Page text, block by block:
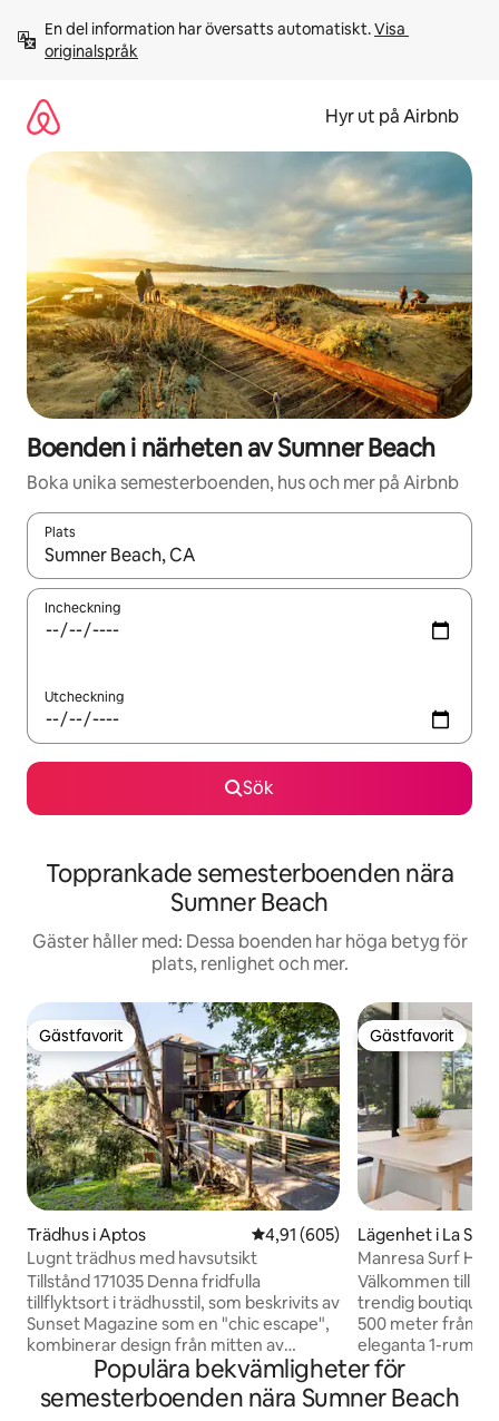
innehåll
En del information har översatts automatiskt. Visa
originalspråk
Hyr ut på Airbnb
Boenden i närheten av Sumner Beach
Boka unika semesterboenden, hus och mer på Airbnb
Plats
När resultaten är tillgängliga kan du navigera med upp- och
Incheckning
Utcheckning
Sök
Topprankade semesterboenden nära
Sumner Beach
Gäster håller med: Dessa boenden har höga betyg för
plats, renlighet och mer.
Gästfavorit
Gästfavorit
Trädhus i Aptos 4,91 av 5 i genomsnittligt
4,91 (605)
Lugnt trädhus med havsutsikt
Tillstånd 171035 Denna fridfulla
tillflyktsort i trädhusstil, som beskrivits av
Sunset Magazine som en "chic escape",
kombinerar design från mitten av
århundradet med naturmaterial som trä
och sten för en lugnande,
fristadsliknande känsla. Ljuset strömmar
Gästfavorit
Gästfavorit
Lägenhet i La
Manresa Surf
övervåningen
Välkommen till
trendig boutique
500 meter från
eleganta 1-
rymmer upp till 4
av en rymlig
en halv hektar.
Populära bekvämligheter för
semesterboenden nära Sumner Beach